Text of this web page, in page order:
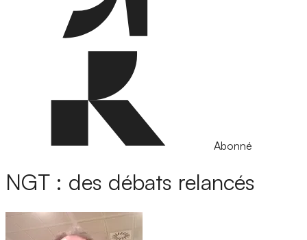
Abonné
NGT : des débats relancés